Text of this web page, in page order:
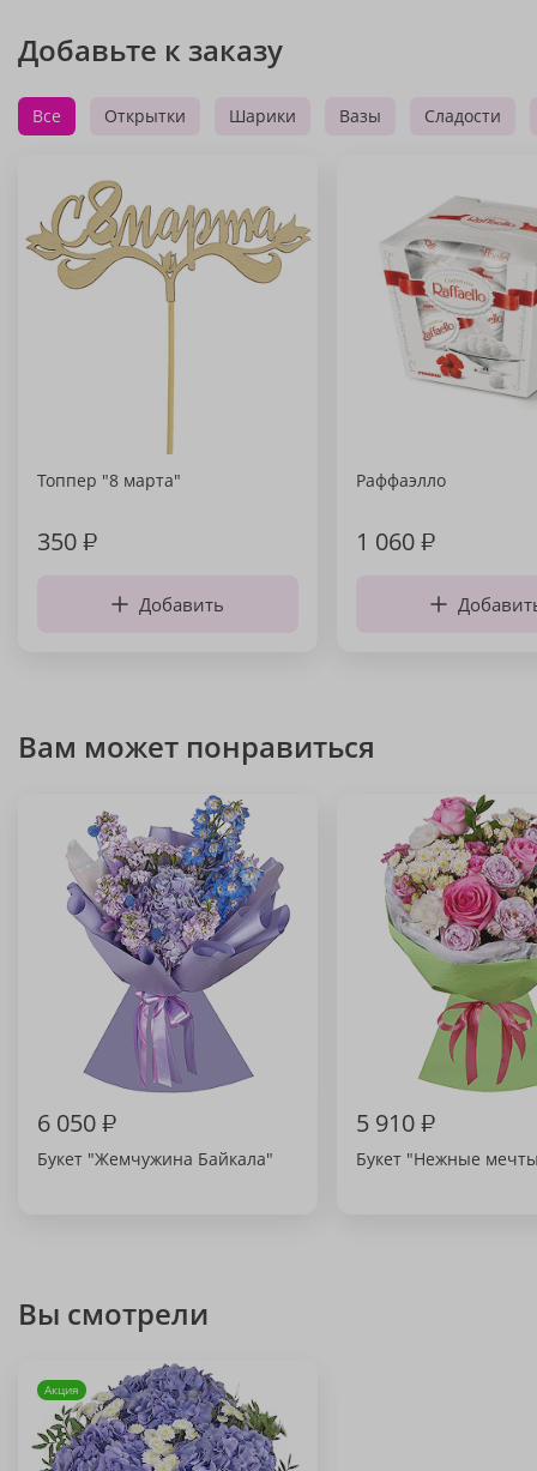
Добавьте к заказу
Все Открытки Шарики Вазы Сладости
Топпер "8 марта"
350₽
Добавить
Раффаэлло
1 060₽
Вам может понравиться
6 050₽
Букет "Жемчужина Байкала"
5 910₽
Букет "Нежные
Вы смотрели
Акция